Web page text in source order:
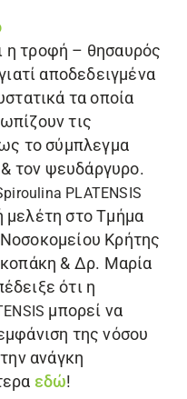
η τροφή – θησαυρός
αποδεδειγμένα
τα οποία
τις
το σύμπλεγμα
& τον ψευδάργυρο.
PLATENSIS
μελέτη στο Τμήμα
Κρήτης
& Δρ. Μαρία
ότι η
μπορεί να
της νόσου
ανάγκη
εδώ!